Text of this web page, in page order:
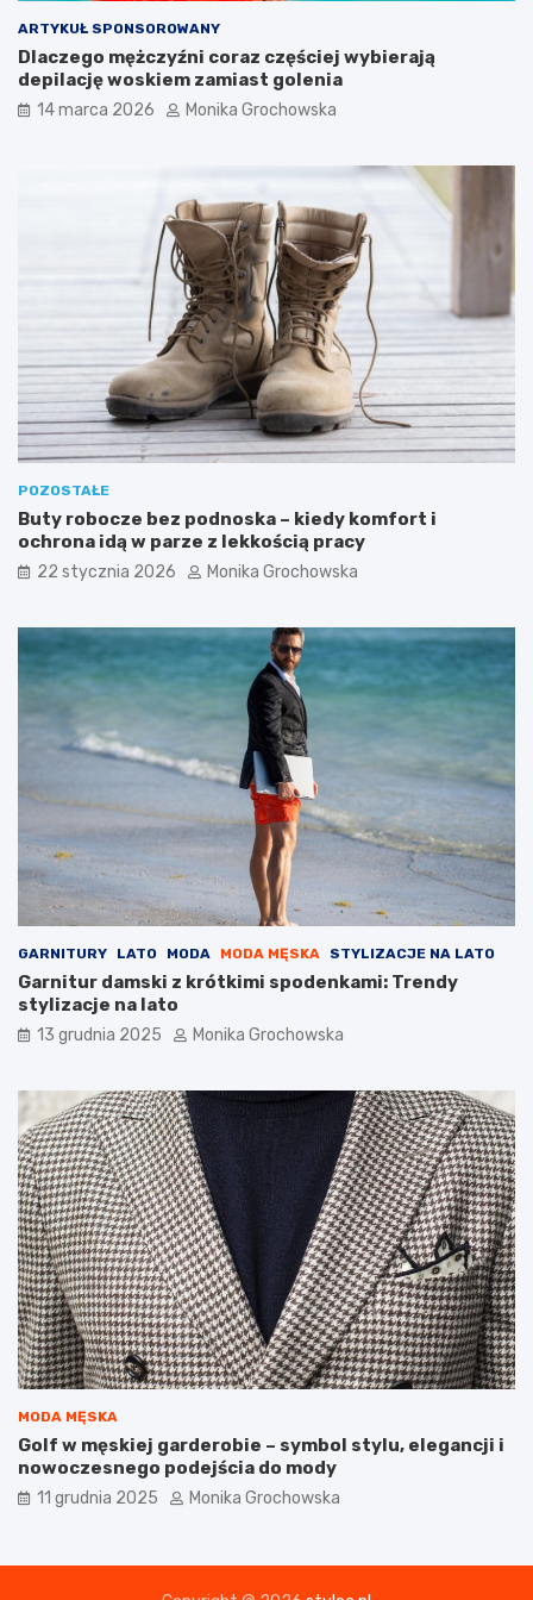
b
r
w
i
–
r
o
w
p
o
w
a
d
ć
g
o
t
p
e
l
ę
g
a
y
j
n
e
j
?
k
i
f
i
l
w
r
z
y
ARTYKUŁ SPONSOROWANY
Dlaczego mężczyźni coraz częściej wybierają
depilację woskiem zamiast golenia
14 marca 2026 Monika Grochowska
POZOSTAŁE
Buty robocze bez podnoska – kiedy komfort i
ochrona idą w parze z lekkością pracy
22 stycznia 2026 Monika Grochowska
GARNITURY LATO MODA MODA MĘSKA STYLIZACJE NA LATO
Garnitur damski z krótkimi spodenkami: Trendy
stylizacje na lato
13 grudnia 2025 Monika Grochowska
MODA MĘSKA
Golf w męskiej garderobie – symbol stylu, elegancji i
nowoczesnego podejścia do mody
11 grudnia 2025 Monika Grochowska